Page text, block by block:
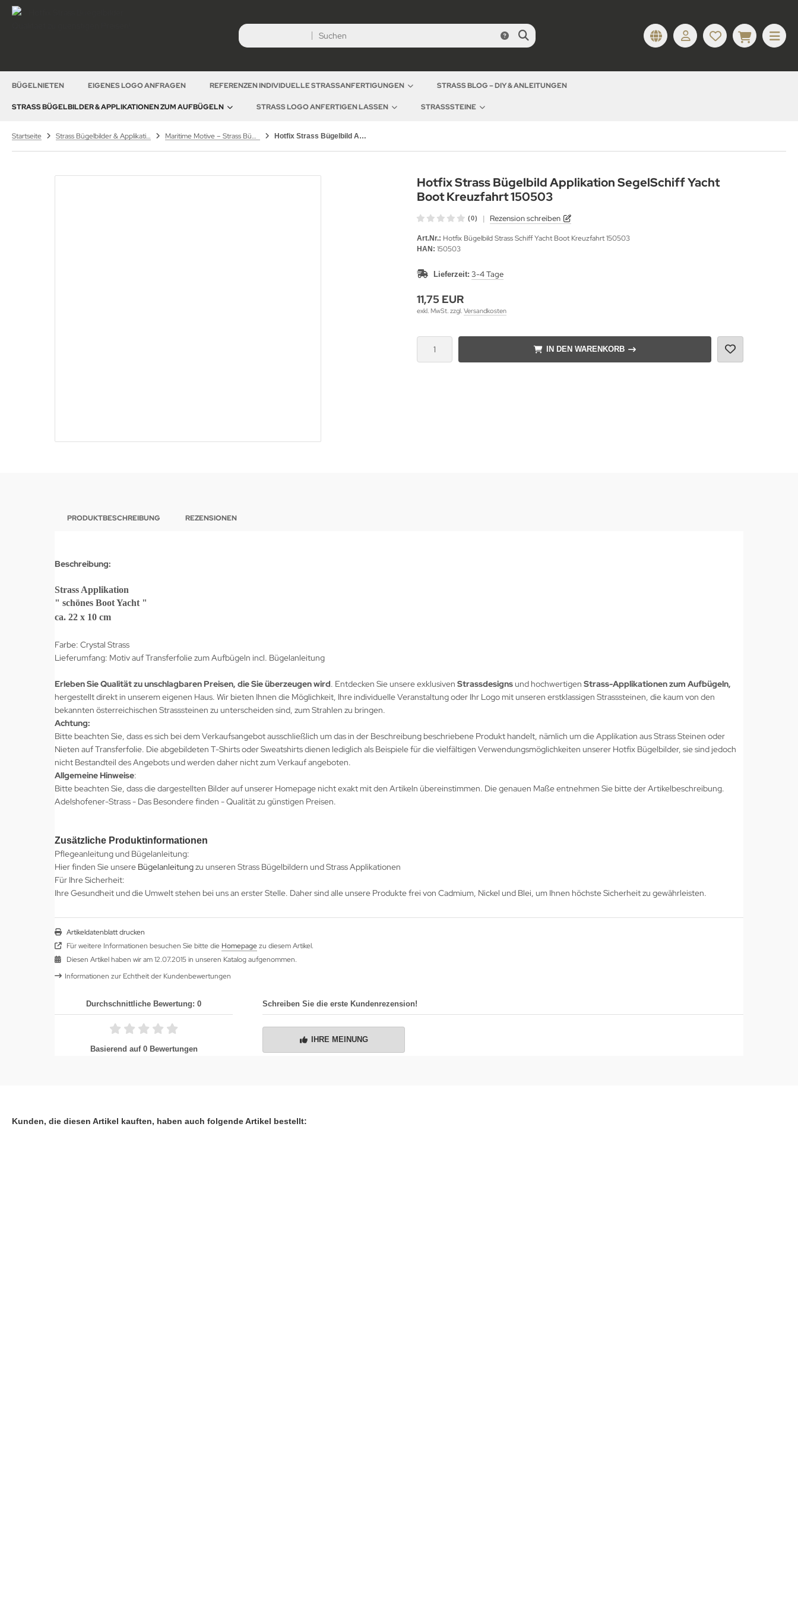
BÜGELNIETEN EIGENES LOGO ANFRAGEN REFERENZEN INDIVIDUELLE STRASSANFERTIGUNGEN STRASS BLOG – DIY & ANLEITUNGEN
STRASS BÜGELBILDER & APPLIKATIONEN ZUM AUFBÜGELN STRASS LOGO ANFERTIGEN LASSEN STRASSSTEINE
Startseite Strass Bügelbilder & Applikationen zum Aufbügeln Maritime Motive – Strass Bügelbilder Hotfix Strass Bügelbild Applikation SegelSchiff Yacht Boot Kreuzfahrt 150503
Hotfix Strass Bügelbild Applikation SegelSchiff Yacht
Boot Kreuzfahrt 150503
(0) | Rezension schreiben
Art.Nr.: Hotfix Bügelbild Strass Schiff Yacht Boot Kreuzfahrt 150503
HAN: 150503
Lieferzeit: 3-4 Tage
11,75 EUR
exkl. MwSt. zzgl. Versandkosten
IN DEN WARENKORB
PRODUKTBESCHREIBUNG REZENSIONEN
Beschreibung:
Strass Applikation
" schönes Boot Yacht "
ca. 22 x 10 cm
Farbe: Crystal Strass
Lieferumfang: Motiv auf Transferfolie zum Aufbügeln incl. Bügelanleitung
Erleben Sie Qualität zu unschlagbaren Preisen, die Sie überzeugen wird. Entdecken Sie unsere exklusiven Strassdesignsund hochwertigen Strass-Applikationen zum Aufbügeln,
hergestellt direkt in unserem eigenen Haus. Wir bieten Ihnen die Möglichkeit, Ihre individuelle Veranstaltung oder Ihr Logo mit unseren erstklassigen Strasssteinen, die kaum von den
bekannten österreichischen Strasssteinen zu unterscheiden sind, zum Strahlen zu bringen.
Achtung:
Bitte beachten Sie, dass es sich bei dem Verkaufsangebot ausschließlich um das in der Beschreibung beschriebene Produkt handelt, nämlich um die Applikation aus Strass Steinen oder
Nieten auf Transferfolie. Die abgebildeten T-Shirts oder Sweatshirts dienen lediglich als Beispiele für die vielfältigen Verwendungsmöglichkeiten unserer Hotfix Bügelbilder, sie sind jedoch
nicht Bestandteil des Angebots und werden daher nicht zum Verkauf angeboten.
Allgemeine Hinweise:
Bitte beachten Sie, dass die dargestellten Bilder auf unserer Homepage nicht exakt mit den Artikeln übereinstimmen. Die genauen Maße entnehmen Sie bitte der Artikelbeschreibung.
Adelshofener-Strass - Das Besondere finden - Qualität zu günstigen Preisen.
Zusätzliche Produktinformationen
Pflegeanleitung und Bügelanleitung:
Hier finden Sie unsere Bügelanleitungzu unseren Strass Bügelbildern und Strass Applikationen
Für Ihre Sicherheit:
Ihre Gesundheit und die Umwelt stehen bei uns an erster Stelle. Daher sind alle unsere Produkte frei von Cadmium, Nickel und Blei, um Ihnen höchste Sicherheit zu gewährleisten.
Artikeldatenblatt drucken
Für weitere Informationen besuchen Sie bitte die Homepagezu diesem Artikel.
Diesen Artikel haben wir am 12.07.2015 in unseren Katalog aufgenommen.
Informationen zur Echtheit der Kundenbewertungen
Durchschnittliche Bewertung: 0
Basierend auf 0 Bewertungen
Schreiben Sie die erste Kundenrezension!
IHRE MEINUNG
Kunden, die diesen Artikel kauften, haben auch folgende Artikel bestellt: